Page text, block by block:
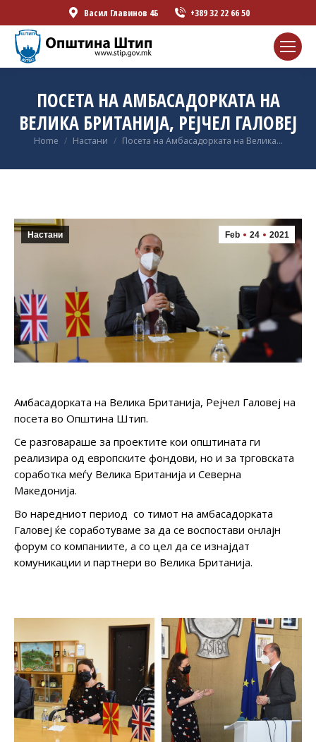
Васил Главинов 4Б +389 32 22 66 50
ПОСЕТА НА АМБАСАДОРКАТА НА
ВЕЛИКА БРИТАНИЈА, РЕЈЧЕЛ ГАЛОВЕЈ
You are here:
Home Настани Посета на Амбасадорката на Велика…
Feb 24 2021
Настани
Амбасадорката на Велика Британија, Рејчел Галовеј на
посета во Општина Штип.
Се разговараше за проектите кои општината ги
реализира од европските фондови, но и за трговската
соработка меѓу Велика Британија и Северна
Македонија.
Во наредниот период со тимот на амбасадорката
Галовеј ќе соработуваме за да се воспостави онлајн
форум со компаниите, а со цел да се изнајдат
комуникации и партнери во Велика Британија.